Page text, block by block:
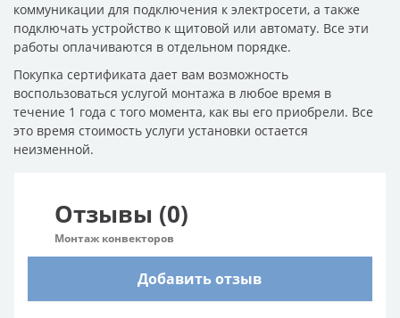
коммуникации для подключения к электросети, а также
подключать устройство к щитовой или автомату. Все эти
работы оплачиваются в отдельном порядке.
Покупка сертификата дает вам возможность
воспользоваться услугой монтажа в любое время в
течение 1 года с того момента, как вы его приобрели. Все
это время стоимость услуги установки остается
неизменной.
Отзывы (0)
Монтаж конвекторов
Добавить отзыв